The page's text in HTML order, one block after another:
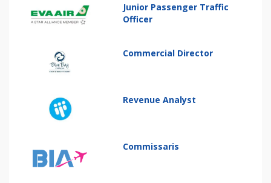
Junior Passenger Traffic
Officer
Commercial Director
Revenue Analyst
Commissaris